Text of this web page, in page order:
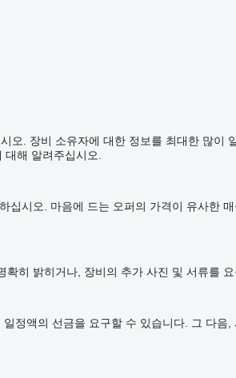
. 장비 소유자에 대한 정보를 최대한 많이
해 알려주십시오.
시오. 마음에 드는 오퍼의 가격이 유사한
히 밝히거나, 장비의 추가 사진 및 서류를
정액의 선금을 요구할 수 있습니다. 그 다